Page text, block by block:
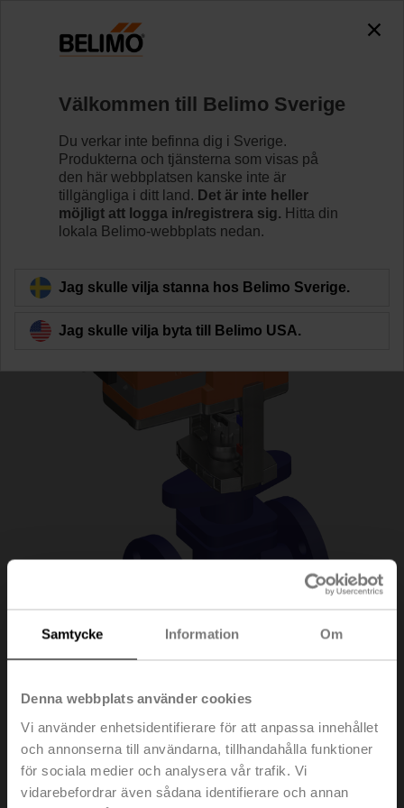
Samtycke Information Om
Denna webbplats använder cookies
Vi använder enhetsidentifierare för att anpassa innehållet
och annonserna till användarna, tillhandahålla funktioner
för sociala medier och analysera vår trafik. Vi
vidarebefordrar även sådana identifierare och annan
H6020X4-S2/LVC24A-SR-TPC
Läs mer
Tillbaka till produktkategori
H6020X4-S2/LVC24A-
SR-TPC
Välkommen till Belimo Sverige
Du verkar inte befinna dig i Sverige.
Produkterna och tjänsterna som visas på
den här webbplatsen kanske inte är
tillgängliga i ditt land. Det är inte heller
möjligt att logga in/registrera sig. Hitta din
lokala Belimo-webbplats nedan.
Jag skulle vilja stanna hos Belimo Sverige.
Jag skulle vilja byta till Belimo USA.